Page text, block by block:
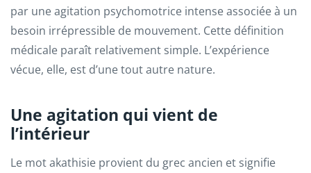
par une agitation psychomotrice intense associée à un
besoin irrépressible de mouvement. Cette définition
médicale paraît relativement simple. L’expérience
vécue, elle, est d’une tout autre nature.
Une agitation qui vient de
l’intérieur
Le mot akathisie provient du grec ancien et signifie